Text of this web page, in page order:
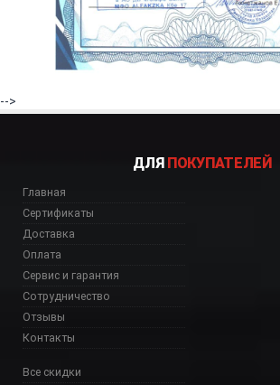
-->
ДЛЯ ПОКУПАТЕЛЕЙ
Главная
Сертификаты
Доставка
Оплата
Сервис и гарантия
Сотрудничество
Отзывы
Контакты
Все скидки